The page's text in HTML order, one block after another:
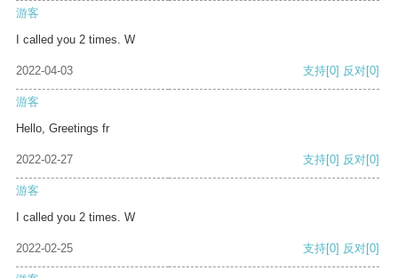
游客
I called you 2 times. W
2022-04-03 支持[0] 反对[0]
游客
Hello, Greetings fr
2022-02-27 支持[0] 反对[0]
游客
I called you 2 times. W
2022-02-25 支持[0] 反对[0]